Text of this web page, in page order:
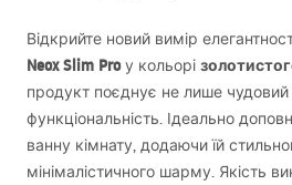
Відкрийте новий вимір
Neox Slim Proу кольорі
продукт поєднує не лише чудовий
функціональність. Ідеально
ванну кімнату, додаючи їй
мінімалістичного шарму. Якість